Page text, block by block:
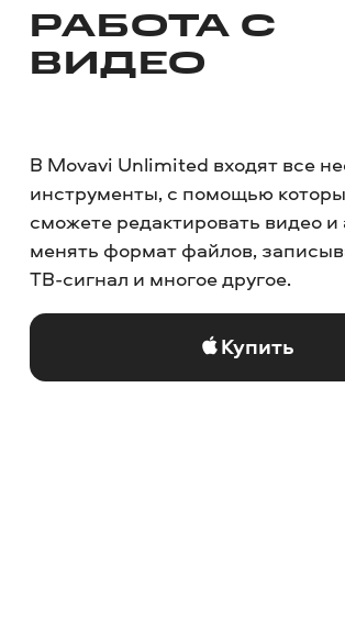
РАБОТА С
ВИДЕО
В Movavi Unlimited входят все
инструменты, с помощью
сможете редактировать видео и
менять формат файлов,
ТВ-сигнал и многое другое.
Купить